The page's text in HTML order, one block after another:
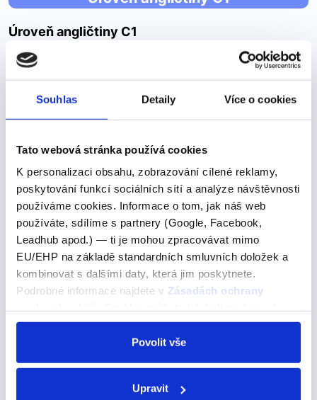
Souhlas Detaily Více o cookies
Tato webová stránka používá cookies
K personalizaci obsahu, zobrazování cílené reklamy,
poskytování funkcí sociálních sítí a analýze návštěvnosti
používáme cookies. Informace o tom, jak náš web
používáte, sdílíme s partnery (Google, Facebook,
Leadhub apod.) — ti je mohou zpracovávat mimo
EU/EHP na základě standardních smluvních doložek a
kombinovat s dalšími daty, která jim poskytnete.
Podrobné informace najdete v Zásadách ochrany
odvolat v nastavení cookies, případně se obrátit na
Povolit vše
Upravit
Úroveň angličtiny C1
Uživatel je schopen porozumět širokému spektru
náročnějších a delších textů, včetně těch, které obsahují
aniž by se příliš trápil hledáním výrazů.
referenčního rámce pro jazyky (CEFR) považována za
úroveň velmi pokročilého uživatele anglického jazyka.
Uživatel je schopen porozumět širokému…
"aseptar"
"aseptar"
ACEPTAR – přijmout, akceptovat (pravidelné sloveso)
aceptamos – přijímáme aceptáis – přijímáte aceptan –